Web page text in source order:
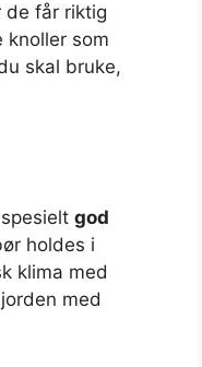
de får riktig
som
skal bruke,
god
holdes i
klima med
med